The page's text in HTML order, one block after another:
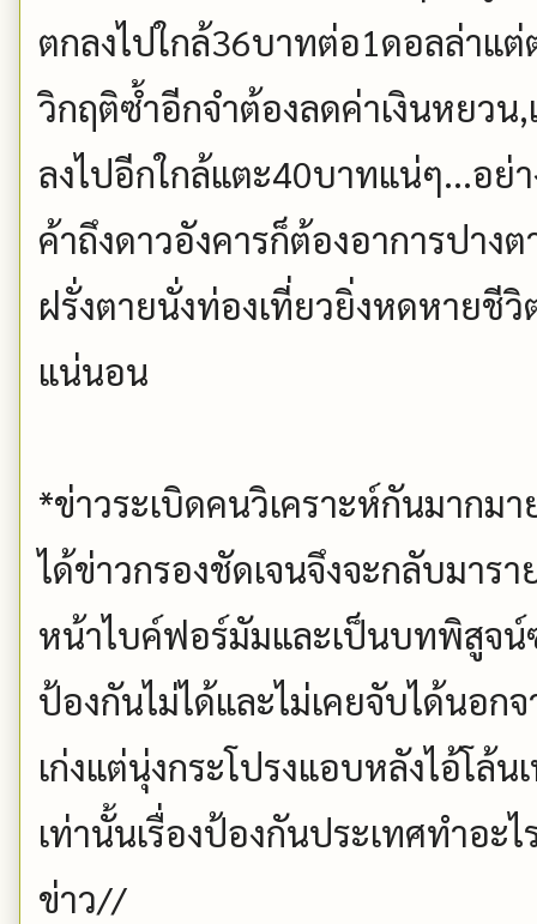
ตกลงไปใกล้36บาทต่อ1ดอลล่าแ
วิกฤติซ้ำอีกจำต้องลดค่าเงินหยว
ลงไปอีกใกล้แตะ40บาทแน่ๆ...อย่
ค้าถึงดาวอังคารก็ต้องอาการปาง
ฝรั่งตายนั่งท่องเที่ยวยิ่งหดหายชี
แน่นอน
*ข่าวระเบิดคนวิเคราะห์กันมากม
ได้ข่าวกรองชัดเจนจึงจะกลับมาร
หน้าไบค์ฟอร์มัมและเป็นบทพิสูจน์
ป้องกันไม่ได้และไม่เคยจับได้นอ
เก่งแต่นุ่งกระโปรงแอบหลังไอ้โล้
เท่านั้นเรื่องป้องกันประเทศทำอ
ข่าว//